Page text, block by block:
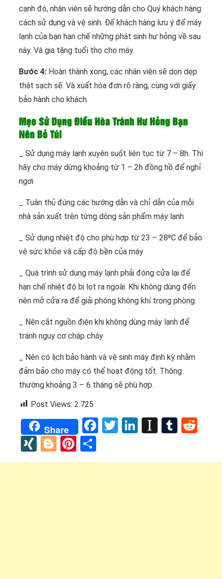
cạnh đó, nhân viên sẽ hướng dẫn cho Quý khách hàng
cách sử dụng và vệ sinh. Để khách hàng lưu ý để máy
lạnh của bạn hạn chế những phát sinh hư hỏng về sau
này. Và gia tăng tuổi thọ cho máy.
Bước 4: Hoàn thành xong, các nhân viên sẽ dọn dẹp
thật sạch sẽ. Và xuất hóa đơn rõ ràng, cùng với giấy
bảo hành cho khách.
Mẹo Sử Dụng Điều Hòa Tránh Hư Hỏng Bạn
Nên Bỏ Túi
_ Sử dụng máy lạnh xuyên suốt liên tục từ 7 – 8h. Thì
hãy cho máy dừng khoảng từ 1 – 2h đồng hồ để nghỉ
ngơi
_ Tuân thủ đúng các hướng dẫn và chỉ dẫn của mỗi
nhà sản xuất trên từng dòng sản phẩm máy lạnh
_ Sử dụng nhiệt độ cho phù hợp từ 23 – 28⁰C để bảo
vệ sức khỏe và cấp độ bền của máy
_ Quá trình sử dụng máy lạnh phải đóng cửa lại để
hạn chế nhiệt độ bị lọt ra ngoài. Khi không dùng đến
nên mở cửa ra để giải phóng không khí trong phòng.
_ Nên cắt nguồn điện khi không dùng máy lạnh để
tránh nguy cơ chập cháy
_ Nên có lịch bảo hành và vệ sinh máy định kỳ nhằm
đảm bảo cho máy có thể hoạt động tốt. Thông
thường khoảng 3 – 6 tháng sẽ phù hợp.
Post Views: 2.725
Share Facebook
Twitter
LinkedIn
XINGBloggerPinterest